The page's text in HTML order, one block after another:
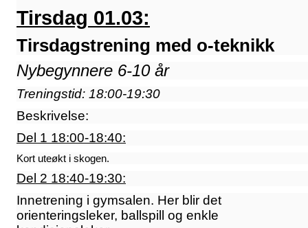
Tirsdag 01.03:
Tirsdagstrening med o-teknikk
Nybegynnere 6-10 år
Treningstid: 18:00-19:30
Beskrivelse:
Del 1 18:00-18:40:
Kort uteøkt i skogen.
Del 2 18:40-19:30:
Innetrening i gymsalen. Her blir det
orienteringsleker, ballspill og enkle